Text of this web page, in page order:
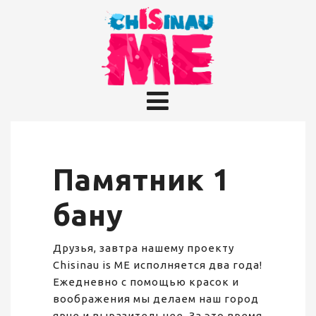
Памятник 1
бану
Друзья, завтра нашему проекту
Chisinau is ME исполняется два года!
Ежедневно с помощью красок и
воображения мы делаем наш город